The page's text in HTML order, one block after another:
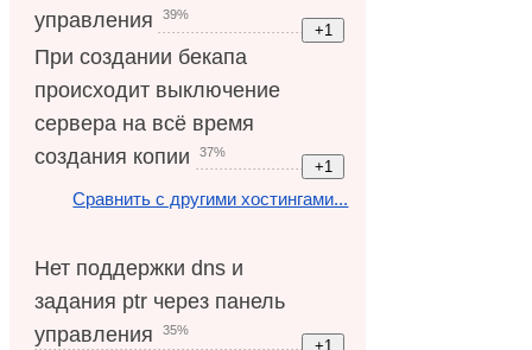
управления
39%
При создании бекапа
происходит выключение
сервера на всё время
создания копии
37%
Сравнить с другими хостингами...
Нет поддержки dns и
задания ptr через панель
управления
35%